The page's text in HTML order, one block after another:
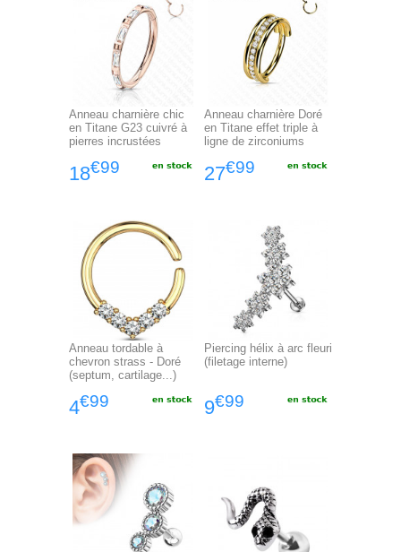
Anneau charnière chic
en Titane G23 cuivré à
pierres incrustées
18€99
Anneau charnière Doré
en Titane effet triple à
ligne de zirconiums
27€99
Anneau tordable à
chevron strass - Doré
(septum, cartilage...)
4€99
Piercing hélix à arc fleuri
(filetage interne)
9€99